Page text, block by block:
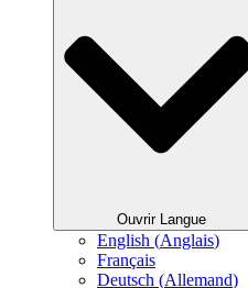
Ouvrir Langue
English (Anglais)
Français
Deutsch (Allemand)